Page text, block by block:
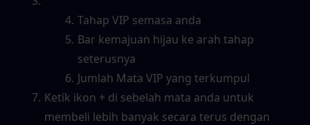
Tahap VIP semasa anda
Bar kemajuan hijau ke arah tahap
seterusnya
Jumlah Mata VIP yang terkumpul
Ketik ikon + di sebelah mata anda untuk
membeli lebih banyak secara terus dengan